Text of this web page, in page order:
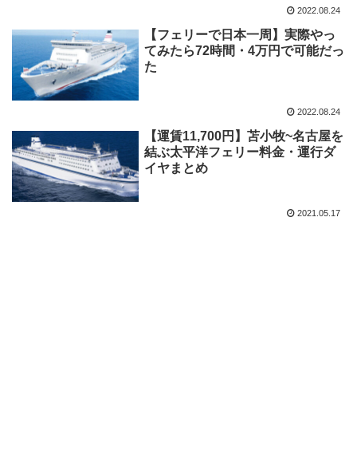
2022.08.24
【フェリーで日本一周】実際やっ
てみたら72時間・4万円で可能だっ
た
2022.08.24
【運賃11,700円】苫小牧~名古屋を
結ぶ太平洋フェリー料金・運行ダ
イヤまとめ
2021.05.17